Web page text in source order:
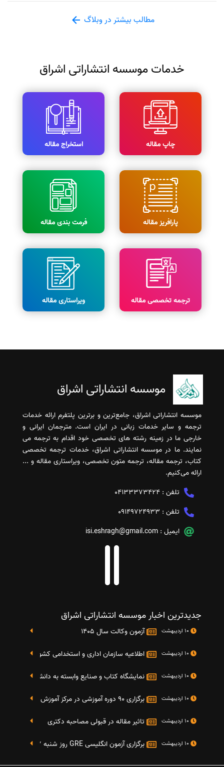
مطالب بیشتر در وبلاگ
خدمات موسسه انتشاراتی اشراق
چاپ مقاله استخراج مقاله
پارافریز مقاله فرمت بندی مقاله
ترجمه تخصصی مقاله ویراستاری مقاله
موسسه انتشاراتی اشراق
موسسه انتشاراتی اشراق، جامع‌ترین و برترین پلتفرم ارائه خدمات
ترجمه و سایر خدمات زبانی در ایران است. مترجمان ایرانی و
خارجی ما در زمینه رشته های تخصصی خود اقدام به ترجمه می
نمایند. ما در موسسه انتشاراتی اشراق، خدمات ترجمه تخصصی
کتاب، ترجمه مقاله، ترجمه متون تخصصی، ویراستاری مقاله و ...
ارائه می‌کنیم.
تلفن : 04133373424
تلفن : 09149724933
ایمیل : isi.eshragh@gmail.com
جدیدترین اخبار موسسه انتشاراتی اشراق
آزمون وکالت سال 1405
اطلاعیه سازمان اداری و استخدامی کشور در خصوص
نمایشگاه کتاب و صنایع وابسته به دانشگاه صنعتی شریف 4 الی 8 مهر
برگزاری 90 دوره آموزشی در مرکز آموزش فرهنگی دانشگاه علامه
تاثیر مقاله در قبولی مصاحبه دکتری
برگزاری آزمون انگلیسی GRE روز شنبه 27 شهریور(مقارن با 17 سپتامبر 2016)